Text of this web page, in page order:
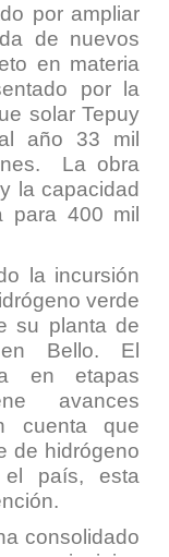
por ampliar
de nuevos
en materia
por la
solar Tepuy
año 33 mil
La obra
la capacidad
para 400 mil
la incursión
verde
su planta de
Bello. El
en etapas
avances
cuenta que
de hidrógeno
el país, esta
consolidado